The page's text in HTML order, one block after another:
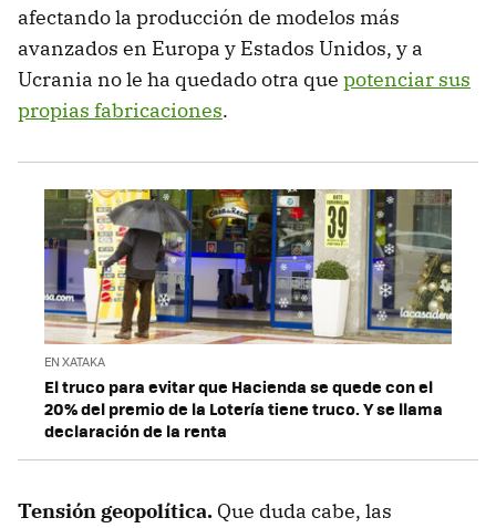
afectando la producción de modelos más
avanzados en Europa y Estados Unidos, y a
Ucrania no le ha quedado otra que potenciar sus
propias fabricaciones.
EN XATAKA
El truco para evitar que Hacienda se quede con el
20% del premio de la Lotería tiene truco. Y se llama
declaración de la renta
Tensión geopolítica. Que duda cabe, las